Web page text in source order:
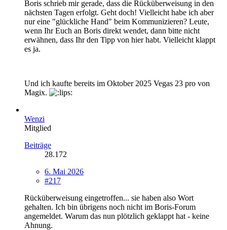
Boris schrieb mir gerade, dass die Rücküberweisung in den
nächsten Tagen erfolgt. Geht doch! Vielleicht habe ich aber
nur eine "glückliche Hand" beim Kommunizieren? Leute,
wenn Ihr Euch an Boris direkt wendet, dann bitte nicht
erwähnen, dass Ihr den Tipp von hier habt. Vielleicht klappt
es ja.
Und ich kaufte bereits im Oktober 2025 Vegas 23 pro von
Magix.
Wenzi
Mitglied
Beiträge
28.172
6. Mai 2026
#217
Rücküberweisung eingetroffen... sie haben also Wort
gehalten. Ich bin übrigens noch nicht im Boris-Forum
angemeldet. Warum das nun plötzlich geklappt hat - keine
Ahnung.